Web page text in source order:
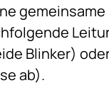
Blinker)
ab).